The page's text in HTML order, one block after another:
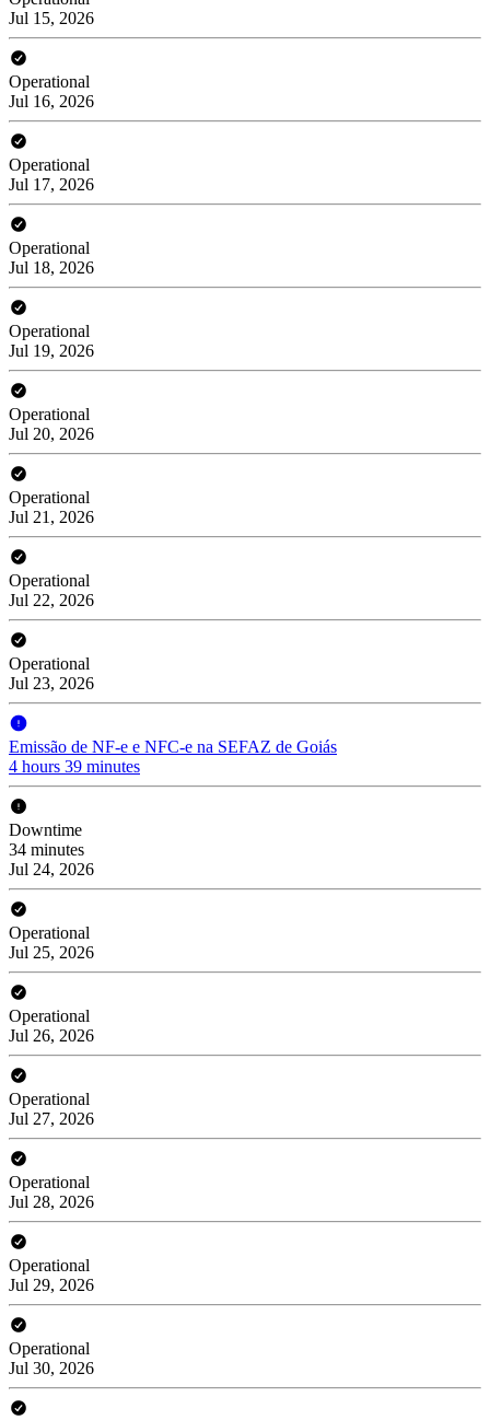
Jul 15, 2026
Operational
Jul 16, 2026
Operational
Jul 17, 2026
Operational
Jul 18, 2026
Operational
Jul 19, 2026
Operational
Jul 20, 2026
Operational
Jul 21, 2026
Operational
Jul 22, 2026
Operational
Jul 23, 2026
Emissão de NF-e e NFC-e na SEFAZ de Goiás
4 hours 39 minutes
Downtime
34 minutes
Jul 24, 2026
Operational
Jul 25, 2026
Operational
Jul 26, 2026
Operational
Jul 27, 2026
Operational
Jul 28, 2026
Operational
Jul 29, 2026
Operational
Jul 30, 2026